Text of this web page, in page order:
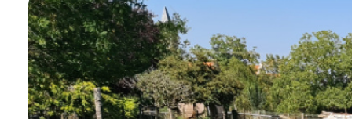
appartements
estimer
mon
bien
alerte